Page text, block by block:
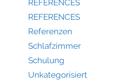
REFERENCES
REFERENCES
Referenzen
Schlafzimmer
Schulung
Unkategorisiert